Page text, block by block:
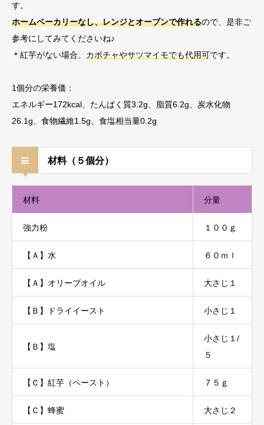
す。
ホームベーカリーなし、レンジとオーブンで作れるので、是非ご
参考にしてみてくださいね♪
＊紅芋がない場合、 カボチャやサツマイモでも代用可です。
1個分の栄養価：
エネルギー172kcal、たんぱく質3.2g、脂質6.2g、炭水化物
26.1g、食物繊維1.5g、食塩相当量0.2g
材料（５個分）
材料 分量
強力粉 １００ｇ
【Ａ】水 ６０ｍｌ
【Ａ】オリーブオイル 大さじ１
【Ｂ】ドライイースト 小さじ１
【Ｂ】塩
小さじ１/
５
【Ｃ】紅芋（ペースト） ７５ｇ
【Ｃ】蜂蜜 大さじ２